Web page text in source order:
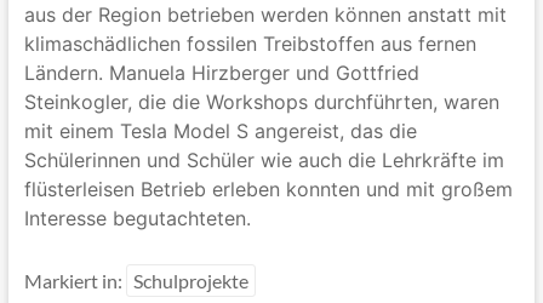
aus der Region betrieben werden können anstatt mit
klimaschädlichen fossilen Treibstoffen aus fernen
Ländern. Manuela Hirzberger und Gottfried
Steinkogler, die die Workshops durchführten, waren
mit einem Tesla Model S angereist, das die
Schülerinnen und Schüler wie auch die Lehrkräfte im
flüsterleisen Betrieb erleben konnten und mit großem
Interesse begutachteten.
Markiert in: Schulprojekte